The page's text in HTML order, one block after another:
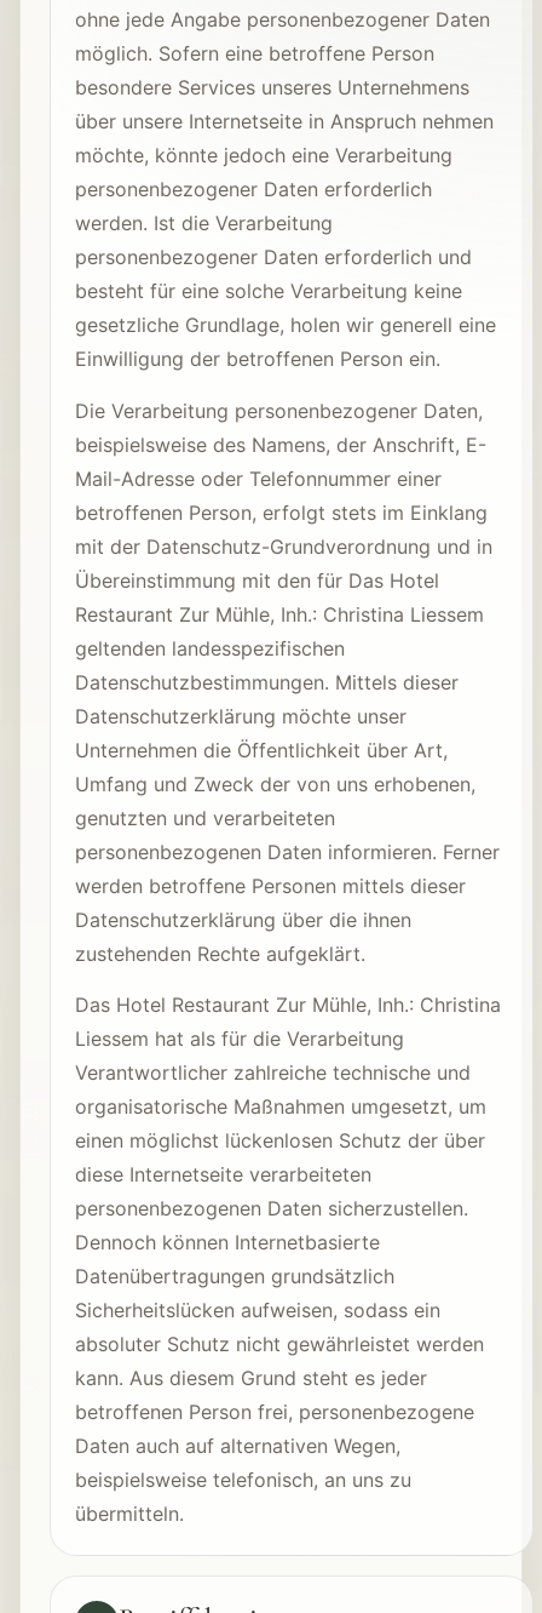
ohne jede Angabe personenbezogener Daten
möglich. Sofern eine betroffene Person
besondere Services unseres Unternehmens
über unsere Internetseite in Anspruch nehmen
möchte, könnte jedoch eine Verarbeitung
personenbezogener Daten erforderlich
werden. Ist die Verarbeitung
personenbezogener Daten erforderlich und
besteht für eine solche Verarbeitung keine
gesetzliche Grundlage, holen wir generell eine
Einwilligung der betroffenen Person ein.
Die Verarbeitung personenbezogener Daten,
beispielsweise des Namens, der Anschrift, E-
Mail-Adresse oder Telefonnummer einer
betroffenen Person, erfolgt stets im Einklang
mit der Datenschutz-Grundverordnung und in
Übereinstimmung mit den für Das Hotel
Restaurant Zur Mühle, Inh.: Christina Liessem
geltenden landesspezifischen
Datenschutzbestimmungen. Mittels dieser
Datenschutzerklärung möchte unser
Unternehmen die Öffentlichkeit über Art,
Umfang und Zweck der von uns erhobenen,
genutzten und verarbeiteten
personenbezogenen Daten informieren. Ferner
werden betroffene Personen mittels dieser
Datenschutzerklärung über die ihnen
zustehenden Rechte aufgeklärt.
Das Hotel Restaurant Zur Mühle, Inh.: Christina
Liessem hat als für die Verarbeitung
Verantwortlicher zahlreiche technische und
organisatorische Maßnahmen umgesetzt, um
einen möglichst lückenlosen Schutz der über
diese Internetseite verarbeiteten
personenbezogenen Daten sicherzustellen.
Dennoch können Internetbasierte
Datenübertragungen grundsätzlich
Sicherheitslücken aufweisen, sodass ein
absoluter Schutz nicht gewährleistet werden
kann. Aus diesem Grund steht es jeder
betroffenen Person frei, personenbezogene
Daten auch auf alternativen Wegen,
beispielsweise telefonisch, an uns zu
übermitteln.